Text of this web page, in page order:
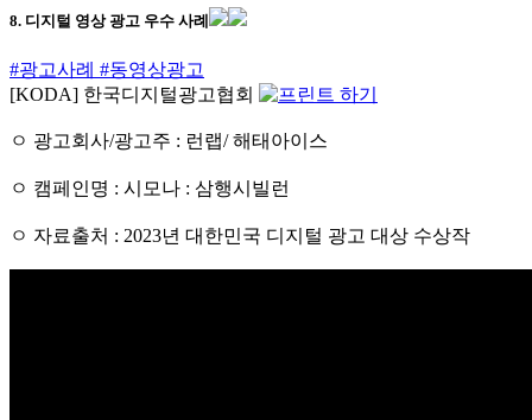
8. 디지털 영상 광고 우수 사례
#광고사례 #동영상광고
[KODA] 한국디지털광고협회
ㅇ 광고회사/광고주 : 런랩/ 해태아이스
ㅇ 캠페인명 : 시모나 : 삼행시빌런
ㅇ 자료출처 : 2023년 대한민국 디지털 광고 대상 수상작